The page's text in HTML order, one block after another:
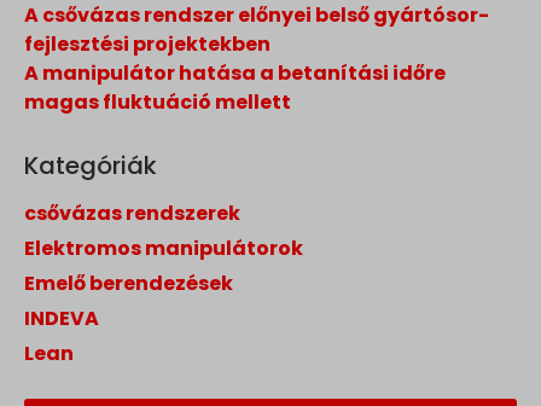
A csővázas rendszer előnyei belső gyártósor-
fejlesztési projektekben
A manipulátor hatása a betanítási időre
magas fluktuáció mellett
Kategóriák
csővázas rendszerek
Elektromos manipulátorok
Emelő berendezések
INDEVA
Lean